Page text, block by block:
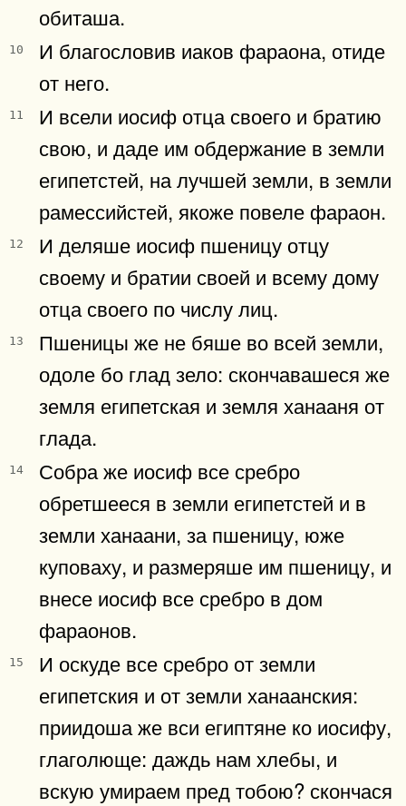
обиташа.
10
И благословив иаков фараона, отиде
от него.
11
И всели иосиф отца своего и братию
свою, и даде им обдержание в земли
египетстей, на лучшей земли, в земли
рамессийстей, якоже повеле фараон.
12
И деляше иосиф пшеницу отцу
своему и братии своей и всему дому
отца своего по числу лиц.
13
Пшеницы же не бяше во всей земли,
одоле бо глад зело: скончавашеся же
земля египетская и земля ханааня от
глада.
14
Собра же иосиф все сребро
обретшееся в земли египетстей и в
земли ханаани, за пшеницу, юже
куповаху, и размеряше им пшеницу, и
внесе иосиф все сребро в дом
фараонов.
15
И оскуде все сребро от земли
египетския и от земли ханаанския:
приидоша же вси египтяне ко иосифу,
глаголюще: даждь нам хлебы, и
вскую умираем пред тобою? скончася